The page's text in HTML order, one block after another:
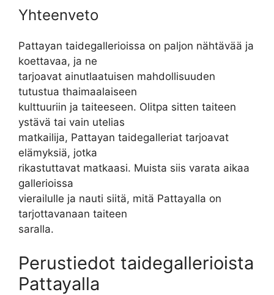
Yhteenveto
Pattayan taidegallerioissa on paljon nähtävää ja
koettavaa, ja ne
tarjoavat ainutlaatuisen mahdollisuuden
tutustua thaimaalaiseen
kulttuuriin ja taiteeseen. Olitpa sitten taiteen
ystävä tai vain utelias
matkailija, Pattayan taidegalleriat tarjoavat
elämyksiä, jotka
rikastuttavat matkaasi. Muista siis varata aikaa
gallerioissa
vierailulle ja nauti siitä, mitä Pattayalla on
tarjottavanaan taiteen
saralla.
Perustiedot taidegallerioista
Pattayalla